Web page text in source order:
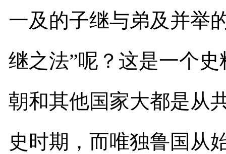
一及的子继与弟及并举
继之法”呢？这是一个
朝和其他国家大都是从
史时期，而唯独鲁国从